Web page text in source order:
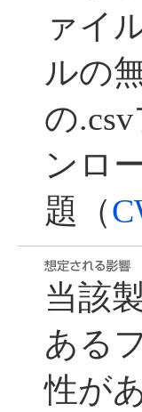
ァイ
ルの
の
ンロ
題（
当該
ある
性が